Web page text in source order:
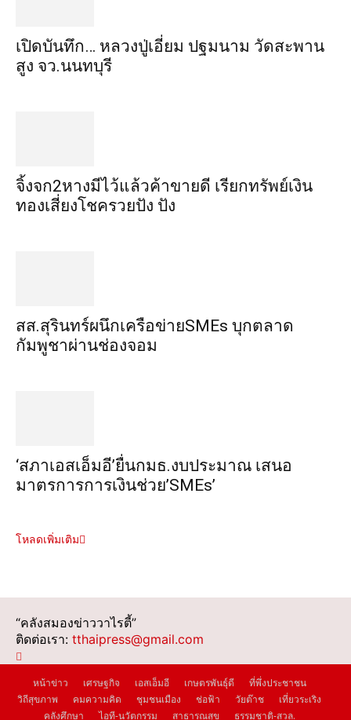
เปิดบันทึก… หลวงปู่เอี่ยม ​ปฐม​นาม​ วัดสะพาน
สูง​ จว.นนทบุรี
จิ้งจก​2​หาง​มีไว้แล้ว​ค้าขาย​ดี​ เรียก​ทรัพย์เงิน
ทอง​เสี่ยงโชค​รวยปัง​ ปัง​
สส.สุรินทร์ผนึกเครือข่ายSMEs บุกตลาด
กัมพูชาผ่านช่องจอม
‘สภาเอสเอ็มอี’ยื่นกมธ.งบประมาณ เสนอ
มาตรการการเงินช่วย’SMEs’
โหลดเพิ่มเติม
“คลังสมองข่าววาไรตี้”
ติดต่อเรา: tthaipress@gmail.com
หน้าข่าว เศรษฐกิจ เอสเอ็มอี เกษตรพันธุ์ดี
ที่พึ่งประชาชน
วิถีสุขภาพ
คมความคิด ชุมชนเมือง ช่อฟ้า วัยต๊าช
เที่ยวระเริง
คลังศึกษา
ไอที-นวัตกรรม สาธารณสุข ธรรมชาติ-สวล.